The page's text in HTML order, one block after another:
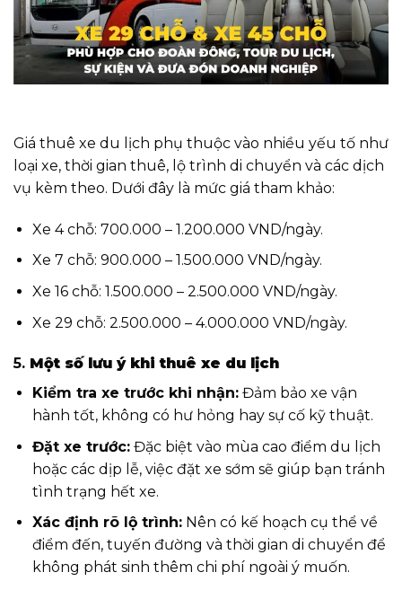
Giá thuê xe du lịch phụ thuộc vào nhiều yếu tố như
loại xe, thời gian thuê, lộ trình di chuyển và các dịch
vụ kèm theo. Dưới đây là mức giá tham khảo:
Xe 4 chỗ: 700.000 – 1.200.000 VND/ngày.
Xe 7 chỗ: 900.000 – 1.500.000 VND/ngày.
Xe 16 chỗ: 1.500.000 – 2.500.000 VND/ngày.
Xe 29 chỗ: 2.500.000 – 4.000.000 VND/ngày.
5. Một số lưu ý khi thuê xe du lịch
Kiểm tra xe trước khi nhận:Đảm bảo xe vận
hành tốt, không có hư hỏng hay sự cố kỹ thuật.
Đặt xe trước:Đặc biệt vào mùa cao điểm du lịch
hoặc các dịp lễ, việc đặt xe sớm sẽ giúp bạn tránh
tình trạng hết xe.
Xác định rõ lộ trình:Nên có kế hoạch cụ thể về
điểm đến, tuyến đường và thời gian di chuyển để
không phát sinh thêm chi phí ngoài ý muốn.